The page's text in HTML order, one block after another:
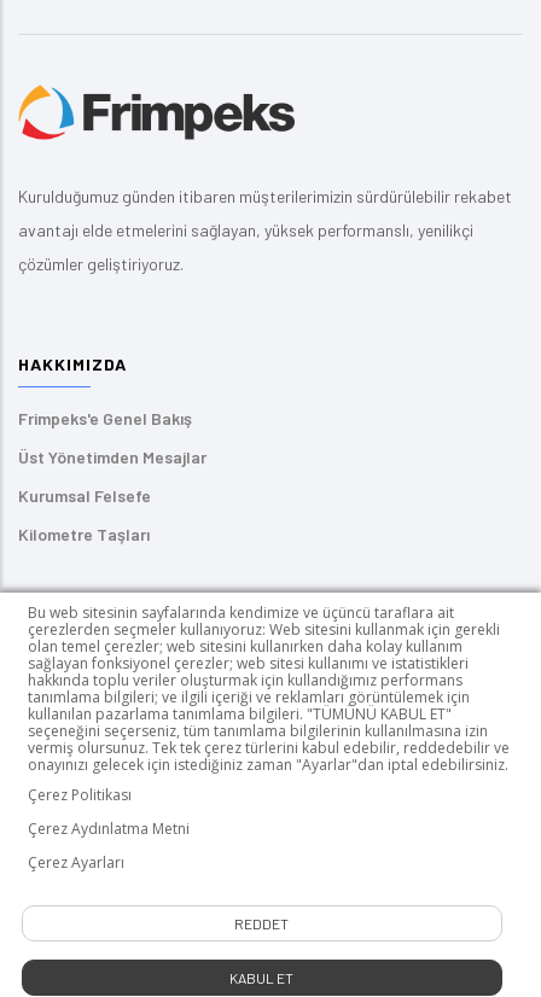
Kurulduğumuz günden itibaren müşterilerimizin sürdürülebilir rekabet
avantajı elde etmelerini sağlayan, yüksek performanslı, yenilikçi
çözümler geliştiriyoruz.
HAKKIMIZDA
Frimpeks'e Genel Bakış
Üst Yönetimden Mesajlar
Kurumsal Felsefe
Kilometre Taşları
ÜRÜNLERIMIZ
Kendinden Yapışkanlı Etiketler
UV Mürekkepler
PUR HotMelt Yapıştırıcılar
Ahşap Kaplama Kimyasalları
KVK Politikası|Veri Sahibi Başvuru Formu|Gizlilik Politikası|Çerez
Aydınlatma Metni|Yasal Uyarı|Bilgi Toplumu Hizmetleri
Tüm hakları saklıdır © 2023 Frimpeks
Bu web sitesinin sayfalarında kendimize ve üçüncü taraflara ait
çerezlerden seçmeler kullanıyoruz: Web sitesini kullanmak için gerekli
olan temel çerezler; web sitesini kullanırken daha kolay kullanım
sağlayan fonksiyonel çerezler; web sitesi kullanımı ve istatistikleri
hakkında toplu veriler oluşturmak için kullandığımız performans
tanımlama bilgileri; ve ilgili içeriği ve reklamları görüntülemek için
kullanılan pazarlama tanımlama bilgileri. "TÜMÜNÜ KABUL ET"
seçeneğini seçerseniz, tüm tanımlama bilgilerinin kullanılmasına izin
vermiş olursunuz. Tek tek çerez türlerini kabul edebilir, reddedebilir ve
onayınızı gelecek için istediğiniz zaman "Ayarlar"dan iptal edebilirsiniz.
Çerez Politikası
Çerez Aydınlatma Metni
Çerez Ayarları
REDDET
KABUL ET